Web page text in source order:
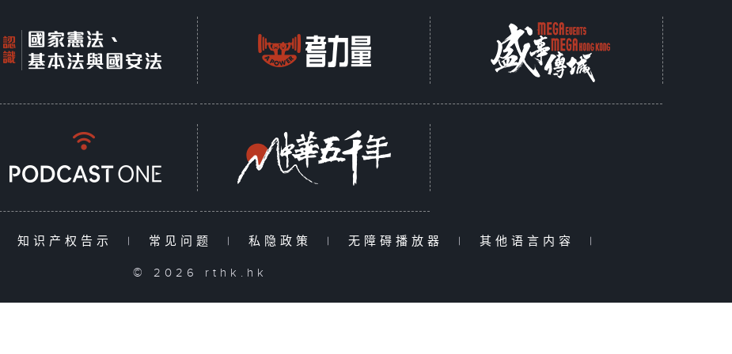
知识产权告示 | 常见问题 | 私隐政策 | 无障碍播放器 | 其他语言内容 |
© 2026 rthk.hk